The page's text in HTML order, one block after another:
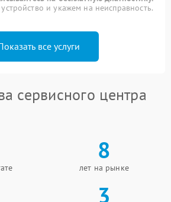
и укажем на неисправность.
все услуги
сервисного центра
8
лет на рынке
3